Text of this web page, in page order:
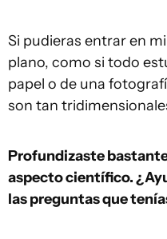
Si pudieras entrar en
plano, como si todo
papel o de una
son tan
Profundizaste
aspecto científico.
las preguntas que